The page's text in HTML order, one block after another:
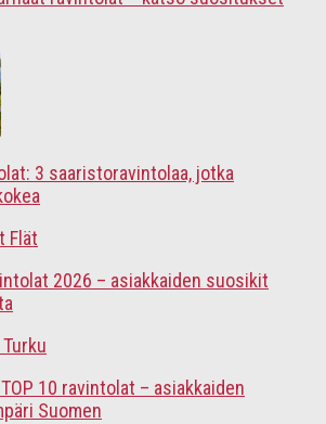
3 saaristoravintolaa, jotka
2026 – asiakkaiden suosikit
10 ravintolat – asiakkaiden
Suomen